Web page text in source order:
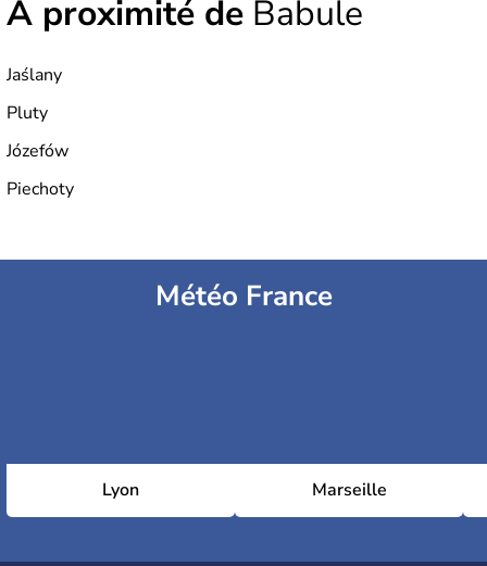
À proximité de Babule
Jaślany
Pluty
Józefów
Piechoty
Météo France
Lyon Marseille